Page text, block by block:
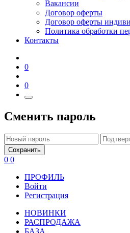
Вакансии
Договор оферты
Договор оферты
Политика обработки
Контакты
0
0
Сменить пароль
Сохранить
0 0
ПРОФИЛЬ
Войти
Регистрация
НОВИНКИ
РАСПРОДАЖА
БАЗА